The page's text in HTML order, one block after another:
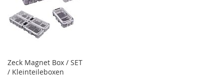
Zeck Magnet Box / SET
/ Kleinteileboxen